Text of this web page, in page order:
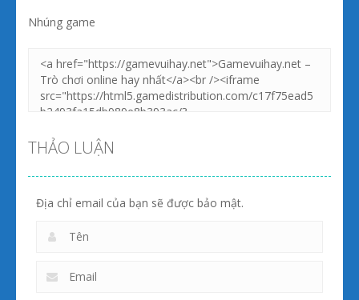
Nhúng game
THẢO LUẬN
Địa chỉ email của bạn sẽ được bảo mật.